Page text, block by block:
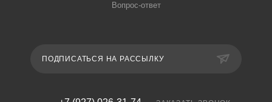
Вопрос-ответ
ПОДПИСАТЬСЯ НА РАССЫЛКУ